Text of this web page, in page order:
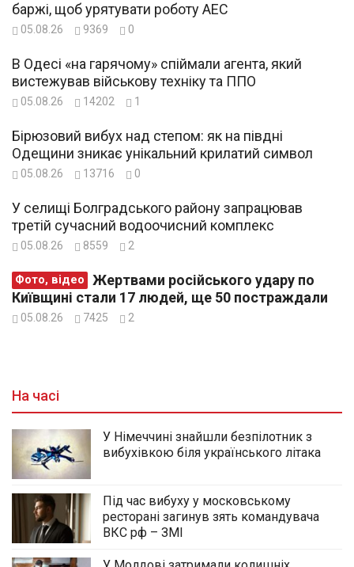
баржі, щоб урятувати роботу АЕС
05.08.26 9369 0
В Одесі «на гарячому» спіймали агента, який
вистежував військову техніку та ППО
05.08.26 14202 1
Бірюзовий вибух над степом: як на півдні
Одещини зникає унікальний крилатий символ
05.08.26 13716 0
У селищі Болградського району запрацював
третій сучасний водоочисний комплекс
05.08.26 8559 2
Фото, відео
Київщині стали 17 людей, ще 50 постраждали
05.08.26 7425 2
На часі
У Німеччині знайшли безпілотник з
вибухівкою біля українського літака
Під час вибуху у московському
ресторані загинув зять командувача
ВКС рф – ЗМІ